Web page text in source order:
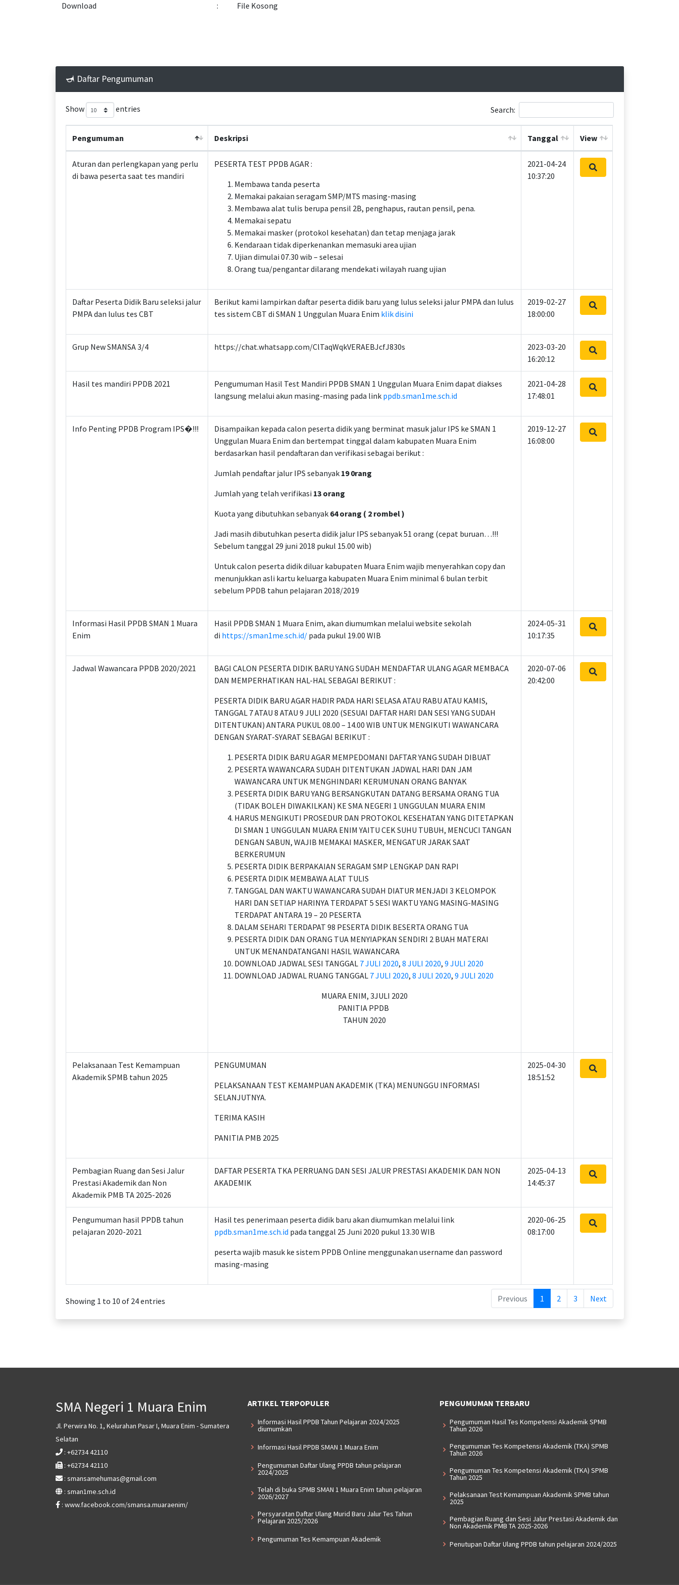
Download : File Kosong
Daftar Pengumuman
Show entries Search:
Pengumuman Deskripsi Tanggal View
Aturan dan perlengkapan yang perlu
di bawa peserta saat tes mandiri
PESERTA TEST PPDB AGAR :
Membawa tanda peserta
Memakai pakaian seragam SMP/MTS masing-masing
Membawa alat tulis berupa pensil 2B, penghapus, rautan pensil, pena.
Memakai sepatu
Memakai masker (protokol kesehatan) dan tetap menjaga jarak
Kendaraan tidak diperkenankan memasuki area ujian
Ujian dimulai 07.30 wib – selesai
Orang tua/pengantar dilarang mendekati wilayah ruang ujian
2021-04-24
10:37:20
Daftar Peserta Didik Baru seleksi jalur
PMPA dan lulus tes CBT
Berikut kami lampirkan daftar peserta didik baru yang lulus seleksi jalur PMPA dan lulus
tes sistem CBT di SMAN 1 Unggulan Muara Enim klik disini
2019-02-27
18:00:00
Grup New SMANSA 3/4 https://chat.whatsapp.com/ClTaqWqkVERAEBJcfJ830s
2023-03-20
16:20:12
Hasil tes mandiri PPDB 2021
Pengumuman Hasil Test Mandiri PPDB SMAN 1 Unggulan Muara Enim dapat diakses
langsung melalui akun masing-masing pada link ppdb.sman1me.sch.id
2021-04-28
17:48:01
Info Penting PPDB Program IPS�!!!
Disampaikan kepada calon peserta didik yang berminat masuk jalur IPS ke SMAN 1
Unggulan Muara Enim dan bertempat tinggal dalam kabupaten Muara Enim
berdasarkan hasil pendaftaran dan verifikasi sebagai berikut :
Jumlah pendaftar jalur IPS sebanyak 19 0rang
Jumlah yang telah verifikasi 13 orang
Kuota yang dibutuhkan sebanyak 64 orang ( 2 rombel )
Jadi masih dibutuhkan peserta didik jalur IPS sebanyak 51 orang (cepat buruan…!!!
Sebelum tanggal 29 juni 2018 pukul 15.00 wib)
Untuk calon peserta didik diluar kabupaten Muara Enim wajib menyerahkan copy dan
menunjukkan asli kartu keluarga kabupaten Muara Enim minimal 6 bulan terbit
sebelum PPDB tahun pelajaran 2018/2019
2019-12-27
16:08:00
Informasi Hasil PPDB SMAN 1 Muara
Enim
Hasil PPDB SMAN 1 Muara Enim, akan diumumkan melalui website sekolah
di https://sman1me.sch.id/pada pukul 19.00 WIB
2024-05-31
10:17:35
Jadwal Wawancara PPDB 2020/2021
BAGI CALON PESERTA DIDIK BARU YANG SUDAH MENDAFTAR ULANG AGAR MEMBACA
DAN MEMPERHATIKAN HAL-HAL SEBAGAI BERIKUT :
PESERTA DIDIK BARU AGAR HADIR PADA HARI SELASA ATAU RABU ATAU KAMIS,
TANGGAL 7 ATAU 8 ATAU 9 JULI 2020 (SESUAI DAFTAR HARI DAN SESI YANG SUDAH
DITENTUKAN) ANTARA PUKUL 08.00 – 14.00 WIB UNTUK MENGIKUTI WAWANCARA
DENGAN SYARAT-SYARAT SEBAGAI BERIKUT :
PESERTA DIDIK BARU AGAR MEMPEDOMANI DAFTAR YANG SUDAH DIBUAT
PESERTA WAWANCARA SUDAH DITENTUKAN JADWAL HARI DAN JAM
WAWANCARA UNTUK MENGHINDARI KERUMUNAN ORANG BANYAK
PESERTA DIDIK BARU YANG BERSANGKUTAN DATANG BERSAMA ORANG TUA
(TIDAK BOLEH DIWAKILKAN) KE SMA NEGERI 1 UNGGULAN MUARA ENIM
HARUS MENGIKUTI PROSEDUR DAN PROTOKOL KESEHATAN YANG DITETAPKAN
DI SMAN 1 UNGGULAN MUARA ENIM YAITU CEK SUHU TUBUH, MENCUCI TANGAN
DENGAN SABUN, WAJIB MEMAKAI MASKER, MENGATUR JARAK SAAT
BERKERUMUN
PESERTA DIDIK BERPAKAIAN SERAGAM SMP LENGKAP DAN RAPI
PESERTA DIDIK MEMBAWA ALAT TULIS
TANGGAL DAN WAKTU WAWANCARA SUDAH DIATUR MENJADI 3 KELOMPOK
HARI DAN SETIAP HARINYA TERDAPAT 5 SESI WAKTU YANG MASING-MASING
TERDAPAT ANTARA 19 – 20 PESERTA
DALAM SEHARI TERDAPAT 98 PESERTA DIDIK BESERTA ORANG TUA
PESERTA DIDIK DAN ORANG TUA MENYIAPKAN SENDIRI 2 BUAH MATERAI
UNTUK MENANDATANGANI HASIL WAWANCARA
DOWNLOAD JADWAL SESI TANGGAL 7 JULI 2020, 8 JULI 2020, 9 JULI 2020
DOWNLOAD JADWAL RUANG TANGGAL 7 JULI 2020, 8 JULI 2020, 9 JULI 2020
MUARA ENIM, 3JULI 2020
PANITIA PPDB
TAHUN 2020
2020-07-06
20:42:00
Pelaksanaan Test Kemampuan
Akademik SPMB tahun 2025
PENGUMUMAN
PELAKSANAAN TEST KEMAMPUAN AKADEMIK (TKA) MENUNGGU INFORMASI
SELANJUTNYA.
TERIMA KASIH
PANITIA PMB 2025
2025-04-30
18:51:52
Pembagian Ruang dan Sesi Jalur
Prestasi Akademik dan Non
Akademik PMB TA 2025-2026
DAFTAR PESERTA TKA PERRUANG DAN SESI JALUR PRESTASI AKADEMIK DAN NON
AKADEMIK
2025-04-13
14:45:37
Pengumuman hasil PPDB tahun
pelajaran 2020-2021
Hasil tes penerimaan peserta didik baru akan diumumkan melalui link
ppdb.sman1me.sch.id pada tanggal 25 Juni 2020 pukul 13.30 WIB
peserta wajib masuk ke sistem PPDB Online menggunakan username dan password
masing-masing
2020-06-25
08:17:00
Showing 1 to 10 of 24 entries Previous 1 2 3 Next
SMA Negeri 1 Muara Enim
Jl. Perwira No. 1, Kelurahan Pasar I, Muara Enim - Sumatera
Selatan
: +62734 42110
: +62734 42110
: smansamehumas@gmail.com
: sman1me.sch.id
: www.facebook.com/smansa.muaraenim/
ARTIKEL TERPOPULER
Informasi Hasil PPDB Tahun Pelajaran 2024/2025
diumumkan
Informasi Hasil PPDB SMAN 1 Muara Enim
Pengumuman Daftar Ulang PPDB tahun pelajaran
2024/2025
Telah di buka SPMB SMAN 1 Muara Enim tahun pelajaran
2026/2027
Persyaratan Daftar Ulang Murid Baru Jalur Tes Tahun
Pelajaran 2025/2026
Pengumuman Tes Kemampuan Akademik
PENGUMUMAN TERBARU
Pengumuman Hasil Tes Kompetensi Akademik SPMB
Tahun 2026
Pengumuman Tes Kompetensi Akademik (TKA) SPMB
Tahun 2026
Pengumuman Tes Kompetensi Akademik (TKA) SPMB
Tahun 2025
Pelaksanaan Test Kemampuan Akademik SPMB tahun
2025
Pembagian Ruang dan Sesi Jalur Prestasi Akademik dan
Non Akademik PMB TA 2025-2026
Penutupan Daftar Ulang PPDB tahun pelajaran 2024/2025